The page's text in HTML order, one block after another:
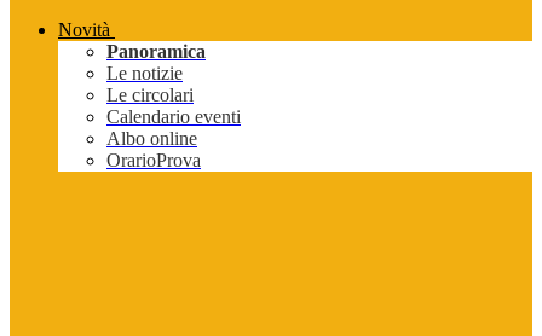
Novità
Panoramica
Le notizie
Le circolari
Calendario eventi
Albo online
OrarioProva